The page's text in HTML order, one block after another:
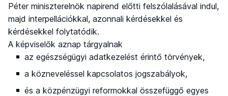
Péter miniszterelnök napirend előtti felszólalásával indul,
majd interpellációkkal, azonnali kérdésekkel és
kérdésekkel folytatódik.
A képviselők aznap tárgyalnak
az egészségügyi adatkezelést érintő törvények,
a közneveléssel kapcsolatos jogszabályok,
és a közpénzügyi reformokkal összefüggő egyes